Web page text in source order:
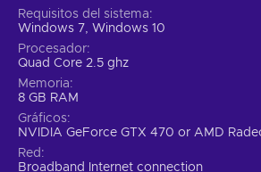
Requisitos del sistema
Windows 7, Windows 10
Procesador
Quad Core 2.5 ghz
Memoria
8 GB RAM
Gráficos
NVIDIA GeForce GTX 470 or AMD
Red
Broadband Internet connection